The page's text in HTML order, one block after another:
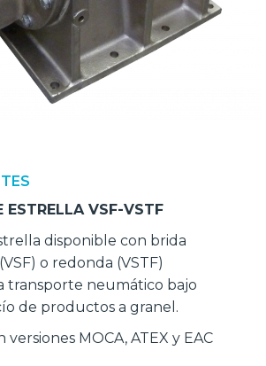
ESTRELLA VSF-VSTF
disponible con brida
o redonda (VSTF)
transporte neumático bajo
de productos a granel.
versiones MOCA, ATEX y EAC